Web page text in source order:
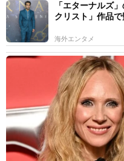
「エターナルズ
クリスト」作品
海外エンタメ